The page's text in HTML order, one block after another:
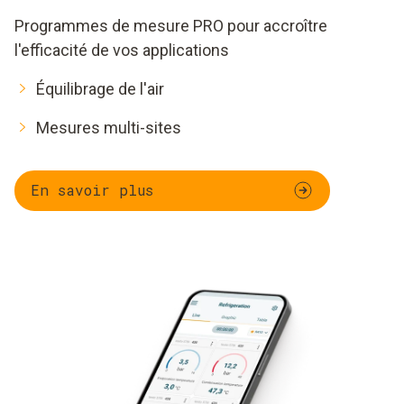
Programmes de mesure PRO pour accroître
l'efficacité de vos applications
Équilibrage de l'air
Mesures multi-sites
En savoir plus